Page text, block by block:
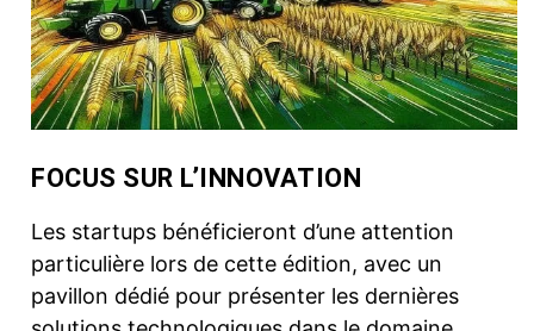
FOCUS SUR L’INNOVATION
Les startups bénéficieront d’une attention
particulière lors de cette édition, avec un
pavillon dédié pour présenter les dernières